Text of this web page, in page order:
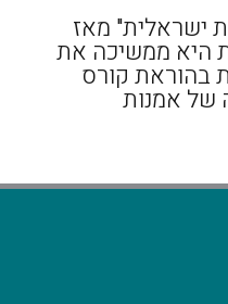
ישראלית" מאז
היא ממשיכה את
בהוראת קורס
של אמנות